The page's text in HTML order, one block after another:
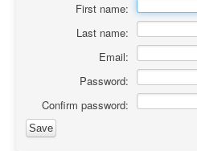
First name:
Last name:
Email:
Password:
Confirm password: